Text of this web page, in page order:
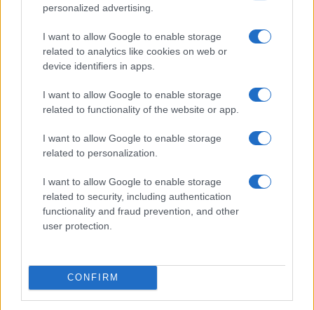
personalized advertising.
I want to allow Google to enable storage
related to analytics like cookies on web or
device identifiers in apps.
I want to allow Google to enable storage
related to functionality of the website or app.
I want to allow Google to enable storage
related to personalization.
I want to allow Google to enable storage
related to security, including authentication
functionality and fraud prevention, and other
user protection.
CONFIRM
Kategorije: Glasba
jazz
jazz mulci Jazz Ravne
Več iz kategorije Glasba
Pol stoletja glasbe na tromeji:
Graška Gora obeležuje 50.
predstavlja poletno uspešnico